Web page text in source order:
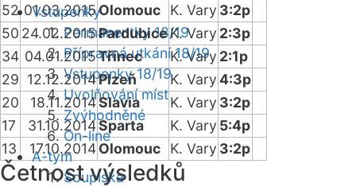
Vstupenky
Permanentky 18/19
Přípravná utkání 18/19
Vstupenky 18/19
Uvolňování míst
Zvýhodněné
On-line
A-tým
Soupiska
52 01.03.2015Olomouc K. Vary 3:2p
50 24.02.2015PardubiceK. Vary 2:3p
34 04.01.2015Třinec K. Vary 2:1p
29 12.12.2014Plzeň K. Vary4:3p
20
18.11.2014Slavia K. Vary 3:2p
17
31.10.2014Sparta K. Vary 5:4p
13
17.10.2014Olomouc K. Vary 3:2p
Četnost výsledků